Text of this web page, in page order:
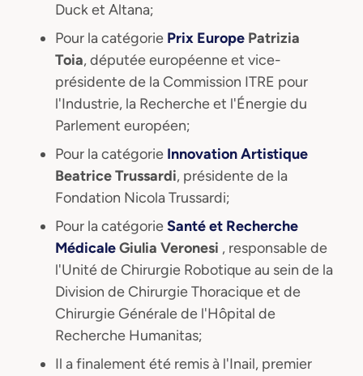
Duck et Altana;
Pour la catégorie Prix Europe Patrizia
Toia, députée européenne et vice-
présidente de la Commission ITRE pour
l'Industrie, la Recherche et l'Énergie du
Parlement européen;
Pour la catégorie Innovation Artistique
Beatrice Trussardi, présidente de la
Fondation Nicola Trussardi;
Pour la catégorieSanté et Recherche
MédicaleGiulia Veronesi , responsable de
l'Unité de Chirurgie Robotique au sein de la
Division de Chirurgie Thoracique et de
Chirurgie Générale de l'Hôpital de
Recherche Humanitas;
Il a finalement été remis à l'Inail, premier